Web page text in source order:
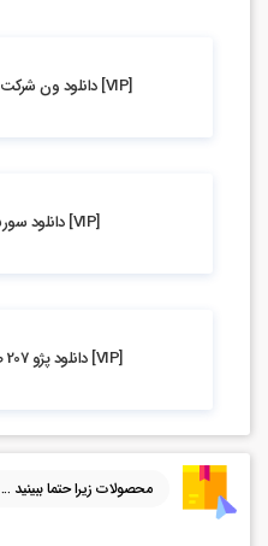
[VIP] دانلود ون شرکت پست ایران برای فایوام
[VIP] دانلود سورس Rust Legacy
[VIP] دانلود پژو 207 صندوق دار برای فایوام
محصولات زیرا حتما ببینید ...